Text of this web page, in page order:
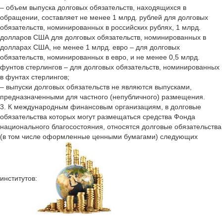
– объем выпуска долговых обязательств, находящихся в
обращении, составляет не менее 1 млрд. рублей для долговых
обязательств, номинированных в российских рублях, 1 млрд.
долларов США для долговых обязательств, номинированных в
долларах США, не менее 1 млрд. евро – для долговых
обязательств, номинированных в евро, и не менее 0,5 млрд.
фунтов стерлингов – для долговых обязательств, номинированных
в фунтах стерлингов;
– выпуски долговых обязательств не являются выпусками,
предназначенными для частного (непубличного) размещения.
3. К международным финансовым организациям, в долговые
обязательства которых могут размещаться средства Фонда
национального благосостояния, относятся долговые обязательства
(в том числе оформленные ценными бумагами) следующих
институтов: